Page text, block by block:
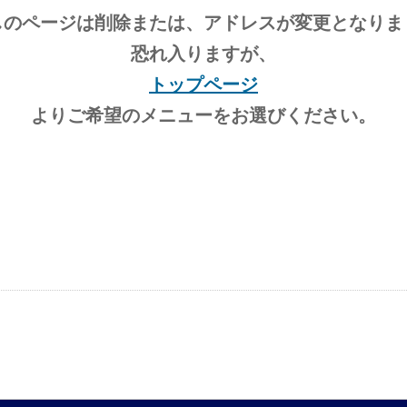
ページは削除または、アドレスが変更となり
恐れ入りますが、
トップページ
よりご希望のメニューをお選びください。